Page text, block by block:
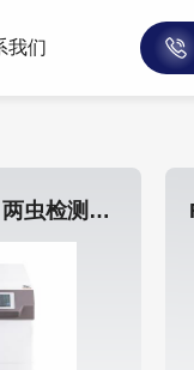
我们
FM-3800（自动法）两虫检测离心机